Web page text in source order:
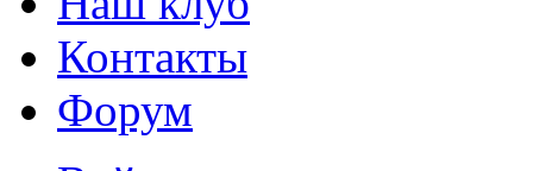
Контакты
Форум